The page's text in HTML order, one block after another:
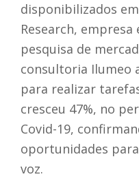
disponibilizados
Research, empresa
pesquisa de
consultoria Ilumeo
para realizar
cresceu 47%, no
Covid-19,
oportunidades
voz.